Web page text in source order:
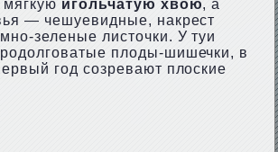
мягкую игольчатую хвою, а
— чешуевидные, накрест
зеленые листочки. У туи
плоды-шишечки, в
год созревают плоские